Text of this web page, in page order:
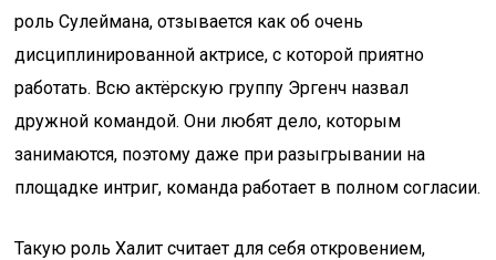
роль Сулеймана, отзывается как об очень
дисциплинированной актрисе, с которой приятно
работать. Всю актёрскую группу Эргенч назвал
дружной командой. Они любят дело, которым
занимаются, поэтому даже при разыгрывании на
площадке интриг, команда работает в полном согласии.
Такую роль Халит считает для себя откровением,